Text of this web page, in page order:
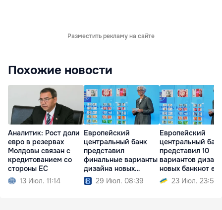
Разместить рекламу на сайте
Похожие новости
Аналитик: Рост доли
евро в резервах
Молдовы связан с
кредитованием со
стороны ЕС
13 Июл. 11:14
Европейский
центральный банк
представил
финальные варианты
дизайна новых
банкнот евро
29 Июл. 08:39
Европейский
центральный
представил 10
вариантов
новых банкнот
23 Июл. 23:51